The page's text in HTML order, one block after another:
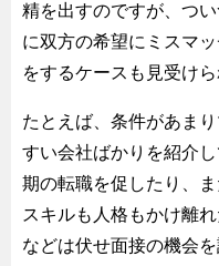
精を出すのですが、つ
に双方の希望にミスマ
をするケースも見受けら
たとえば、条件があま
すい会社ばかりを紹介
期の転職を促したり、
スキルも人格もかけ離
などは伏せ面接の機会